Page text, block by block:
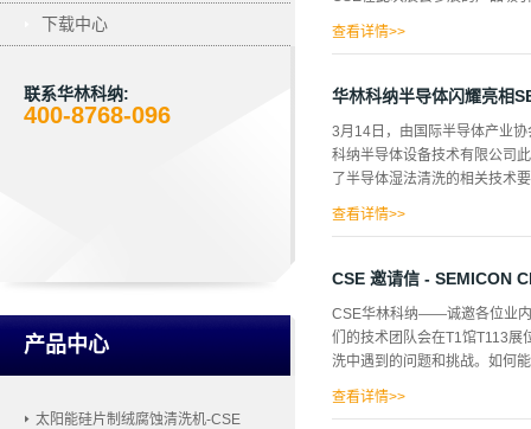
下载中心
联系华林科纳:
400-8768-096
产品中心
太阳能硅片制绒腐蚀清洗机-CSE
美国Applied Materials公司。
电子科技有限公司。3、分子...
查看详情>>
华林科纳半导体闪耀亮相
3月14日，由国际半导体产业
科纳半导体设备技术有限公司
了半导体湿法清洗的相关技术
查看详情>>
CSE 邀请信 - SEMICON
CSE华林科纳——诚邀各位业内
们的技术团队会在T1馆T113展
洗中遇到的问题和挑战。如何
查看详情>>